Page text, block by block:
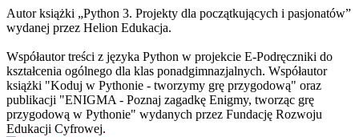
Autor książki „Python 3. Projekty dla początkujących i pasjonatów”
wydanej przez Helion Edukacja.
Współautor treści z języka Python w projekcie E-Podręczniki do
kształcenia ogólnego dla klas ponadgimnazjalnych. Współautor
książki "Koduj w Pythonie - tworzymy grę przygodową" oraz
publikacji "ENIGMA - Poznaj zagadkę Enigmy, tworząc grę
przygodową w Pythonie" wydanych przez Fundację Rozwoju
Edukacji Cyfrowej.